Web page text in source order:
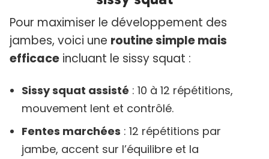
Pour maximiser le développement des
jambes, voici une routine simple mais
efficace incluant le sissy squat :
Sissy squat assisté : 10 à 12 répétitions,
mouvement lent et contrôlé.
Fentes marchées : 12 répétitions par
jambe, accent sur l’équilibre et la